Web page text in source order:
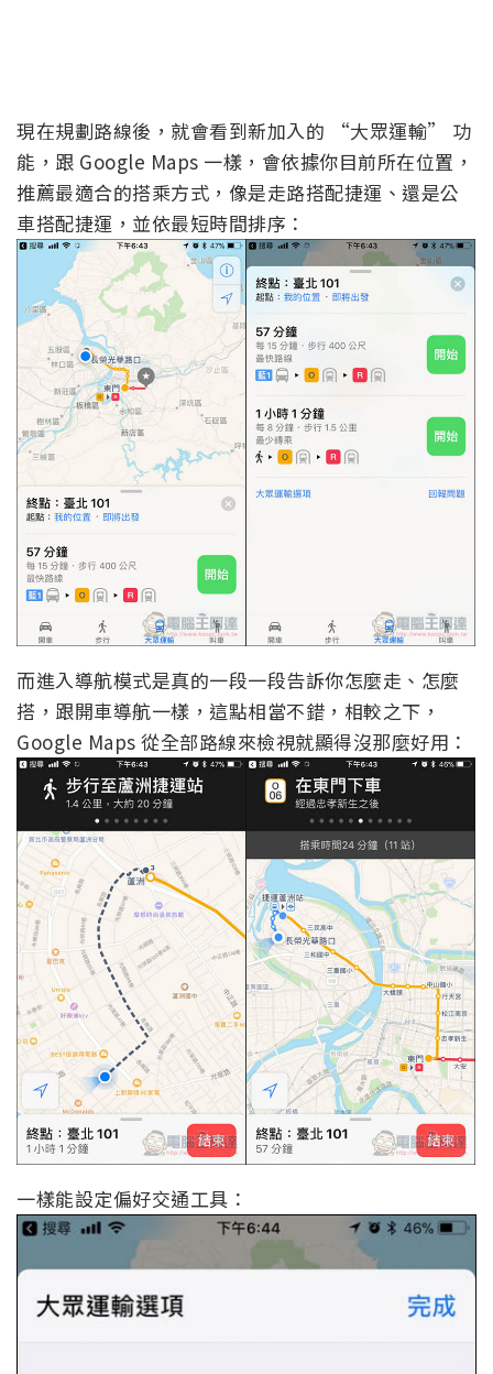
現在規劃路線後，就會看到新加入的 “大眾運輸” 功
能，跟 Google Maps 一樣，會依據你目前所在位置，
推薦最適合的搭乘方式，像是走路搭配捷運、還是公
車搭配捷運，並依最短時間排序：
而進入導航模式是真的一段一段告訴你怎麼走、怎麼
搭，跟開車導航一樣，這點相當不錯，相較之下，
Google Maps 從全部路線來檢視就顯得沒那麼好用：
一樣能設定偏好交通工具：